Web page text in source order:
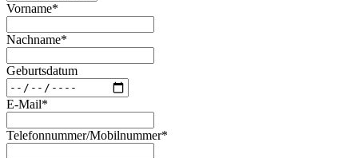
Vorname*
Nachname*
Geburtsdatum
E-Mail*
Telefonnummer/Mobilnummer*